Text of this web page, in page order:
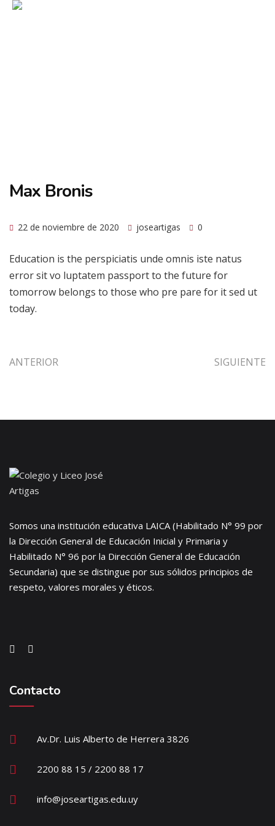
Max Bronis
22 de noviembre de 2020 joseartigas 0
Education is the perspiciatis unde omnis iste natus
error sit vo luptatem passport to the future for
tomorrow belongs to those who pre pare for it sed ut
today.
ANTERIOR SIGUIENTE
Somos una institución educativa LAICA (Habilitado N° 99 por
la Dirección General de Educación Inicial y Primaria y
Habilitado N° 96 por la Dirección General de Educación
Secundaria) que se distingue por sus sólidos principios de
respeto, valores morales y éticos.
Contacto
Av.Dr. Luis Alberto de Herrera 3826
2200 88 15 / 2200 88 17
info@joseartigas.edu.uy